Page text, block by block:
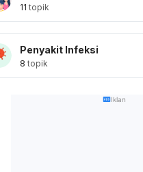
11 topik
Penyakit Infeksi
8 topik
Iklan